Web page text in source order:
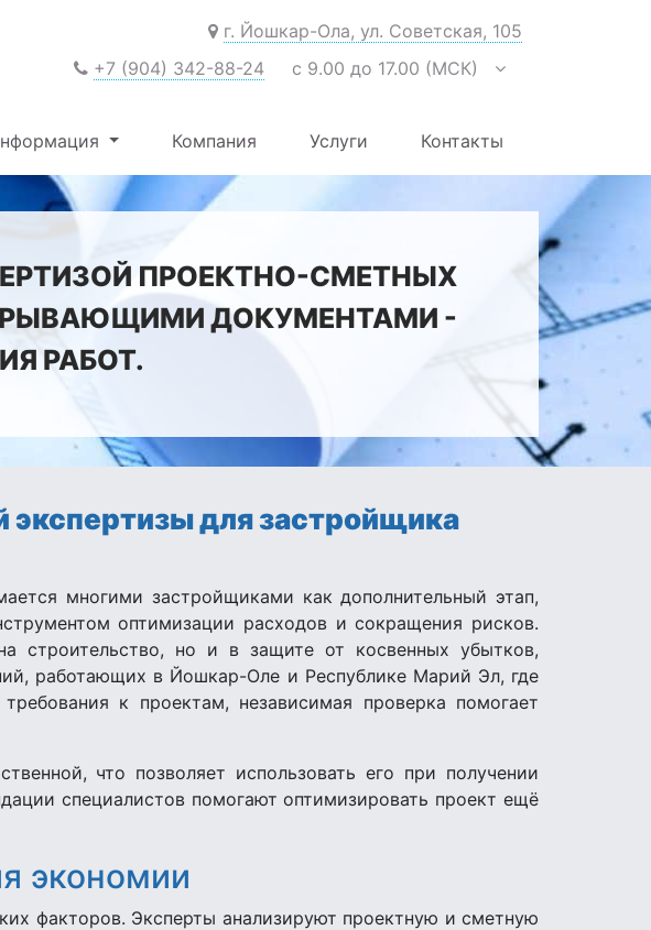
г. Йошкар-Ола, ул. Советская, 105
+7 (904) 342-88-24 с 9.00 до 17.00 (МСК)
Компания Услуги Контакты
ПРОЕКТНО-СМЕТНЫХ
ДОКУМЕНТАМИ -
РАБОТ.
экспертизы для застройщика
многими застройщиками как дополнительный этап,
оптимизации расходов и сокращения рисков.
строительство, но и в защите от косвенных убытков,
работающих в Йошкар-Оле и Республике Марий Эл, где
к проектам, независимая проверка помогает
что позволяет использовать его при получении
специалистов помогают оптимизировать проект ещё
экономии
факторов. Эксперты анализируют проектную и сметную